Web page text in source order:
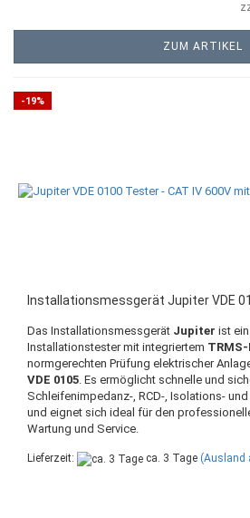
ZUM ARTIKEL
-19%
Installationsmessgerät Jupiter VDE
Das Installationsmessgerät Jupiter ist
Installationstester mit integriertem
normgerechten Prüfung elektrischer
VDE 0105. Es ermöglicht schnelle und
Schleifenimpedanz-, RCD-, Isolations-
und eignet sich ideal für den
Wartung und Service.
Lieferzeit: ca. 3 Tage (Ausland